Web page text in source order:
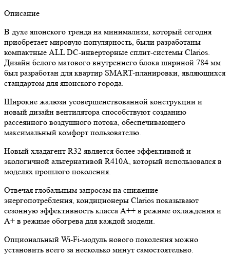
Описание
В духе японского тренда на минимализм, который сегодня
приобретает мировую популярность, были разработаны
компактные ALL DC-инверторные сплит-системы Clarios.
Дизайн белого матового внутреннего блока шириной 784 мм
был разработан для квартир SMART-планировки, являющихся
стандартом для японского города.
Широкие жалюзи усовершенствованной конструкции и
новый дизайн вентилятора способствуют созданию
рассеянного воздушного потока, обеспечивающего
максимальный комфорт пользователю.
Новый хладагент R32 является более эффективной и
экологичной альтернативой R410A, который использовался в
моделях прошлого поколения.
Отвечая глобальным запросам на снижение
энергопотребления, кондиционеры Clarios показывают
сезонную эффективность класса А++ в режиме охлаждения и
А+ в режиме обогрева для каждой модели.
Опциональный Wi-Fi-модуль нового поколения можно
установить всего за несколько минут самостоятельно.